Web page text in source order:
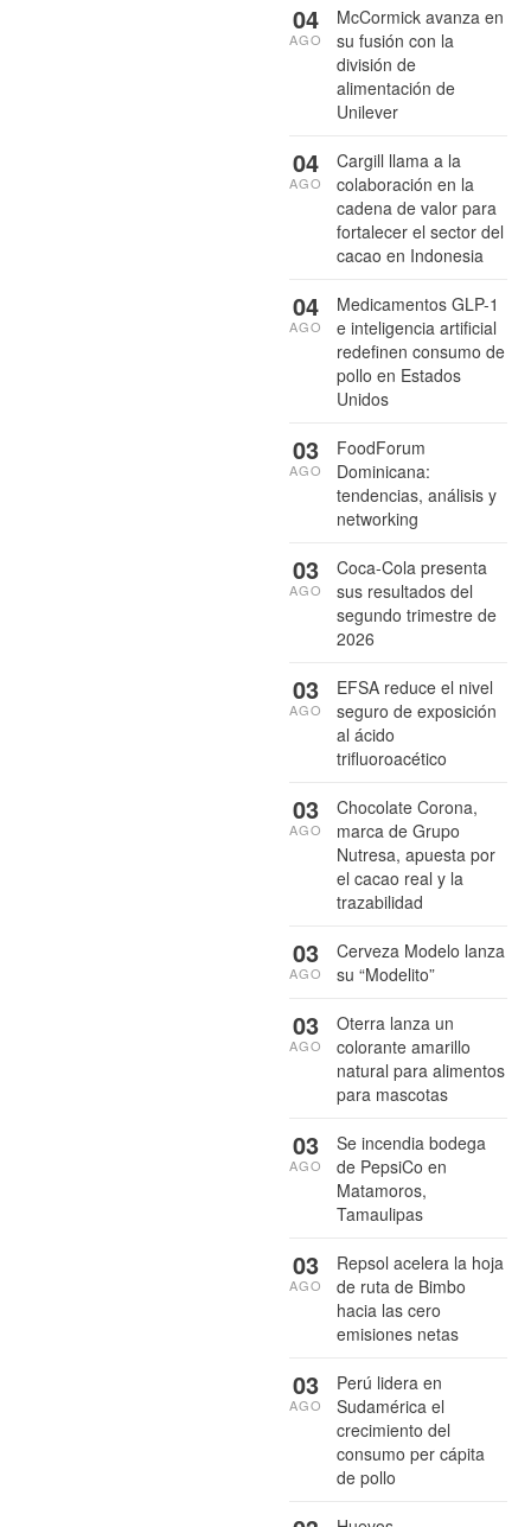
McCormick avanza en
su fusión con la
división de
alimentación de
Unilever
04
AGO
Cargill llama a la
colaboración en la
cadena de valor para
fortalecer el sector del
cacao en Indonesia
04
AGO
Medicamentos GLP-1
e inteligencia artificial
redefinen consumo de
pollo en Estados
Unidos
04
AGO
FoodForum
Dominicana:
tendencias, análisis y
networking
03
AGO
Coca-Cola presenta
sus resultados del
segundo trimestre de
2026
03
AGO
EFSA reduce el nivel
seguro de exposición
al ácido
trifluoroacético
03
AGO
Chocolate Corona,
marca de Grupo
Nutresa, apuesta por
el cacao real y la
trazabilidad
03
AGO
Cerveza Modelo lanza
su “Modelito”
03
AGO
Oterra lanza un
colorante amarillo
natural para alimentos
para mascotas
03
AGO
Se incendia bodega
de PepsiCo en
Matamoros,
Tamaulipas
03
AGO
Repsol acelera la hoja
de ruta de Bimbo
hacia las cero
emisiones netas
03
AGO
Perú lidera en
Sudamérica el
crecimiento del
consumo per cápita
de pollo
03
AGO